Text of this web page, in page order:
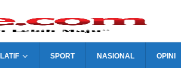
SPORT NASIONAL OPINI